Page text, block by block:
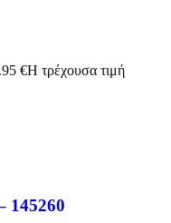
€Η τρέχουσα τιμή
145260